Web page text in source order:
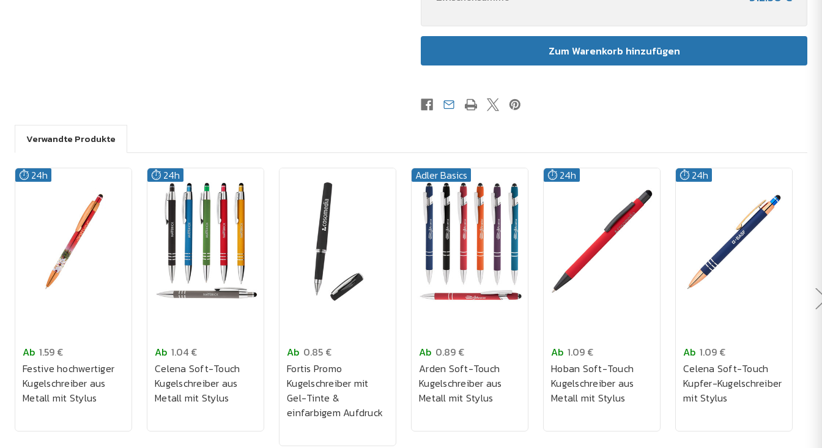
Verwandte Produkte
⏱️ 24h
Ab 1.59 €
Festive hochwertiger
Kugelschreiber aus
Metall mit Stylus
⏱️ 24h
Ab 1.04 €
Celena Soft-Touch
Kugelschreiber aus
Metall mit Stylus
Ab 0.85 €
Fortis Promo
Kugelschreiber mit
Gel-Tinte &
einfarbigem Aufdruck
Adler Basics
Ab 0.89 €
Arden Soft-Touch
Kugelschreiber aus
Metall mit Stylus
⏱️ 24h
Ab 1.09 €
Hoban Soft-Touch
Kugelschreiber aus
Metall mit Stylus
⏱️ 24h
Ab 1.09 €
Celena Soft-Touch
Kupfer-Kugelschreiber
mit Stylus